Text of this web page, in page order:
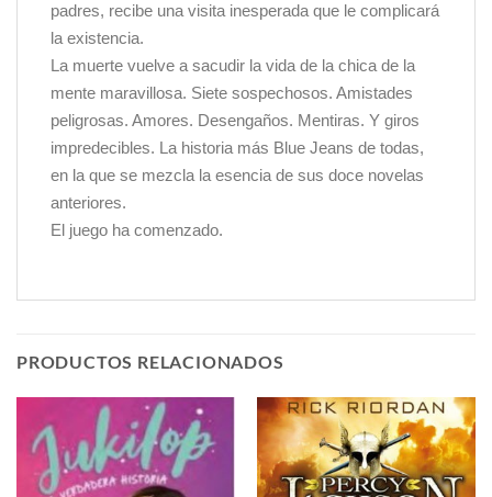
padres, recibe una visita inesperada que le complicará
la existencia.
La muerte vuelve a sacudir la vida de la chica de la
mente maravillosa. Siete sospechosos. Amistades
peligrosas. Amores. Desengaños. Mentiras. Y giros
impredecibles. La historia más Blue Jeans de todas,
en la que se mezcla la esencia de sus doce novelas
anteriores.
El juego ha comenzado.
PRODUCTOS RELACIONADOS